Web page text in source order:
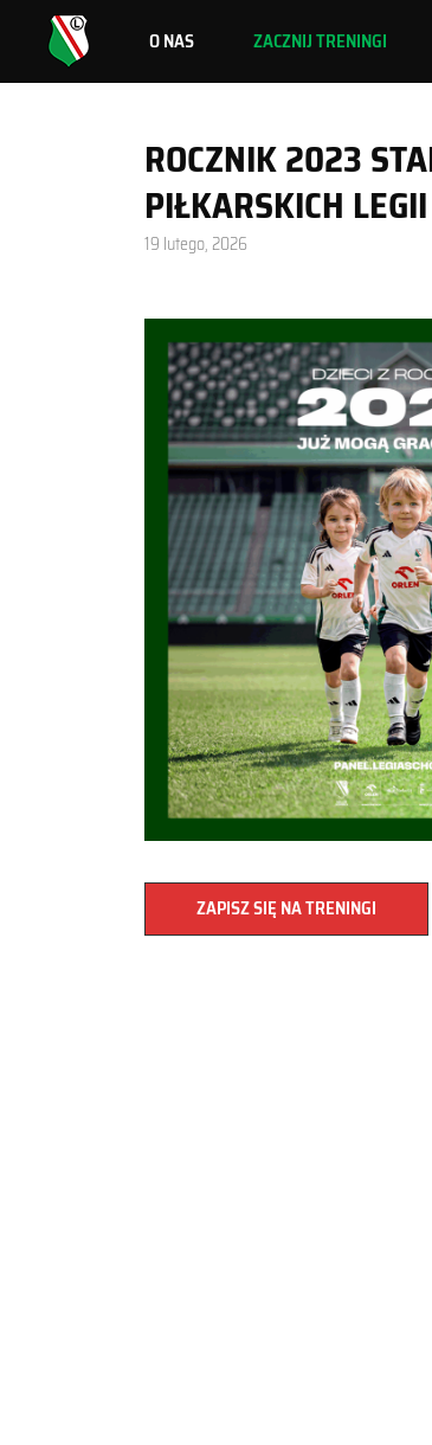
O NAS ZACZNIJ TRENINGI
ROCZNIK 2023
PIŁKARSKICH
19 lutego, 2026
ZAPISZ SIĘ NA TRENINGI